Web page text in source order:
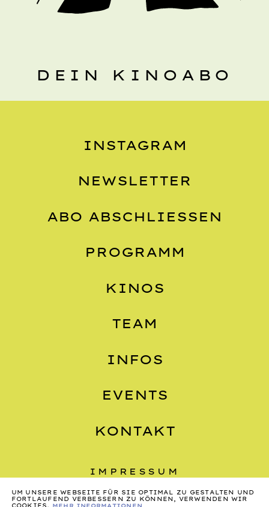
DEIN KINOABO
INSTAGRAM
NEWSLETTER
ABO ABSCHLIESSEN
PROGRAMM
KINOS
TEAM
INFOS
EVENTS
KONTAKT
IMPRESSUM
DATENSCHUTZ
UM UNSERE WEBSEITE FÜR SIE OPTIMAL ZU GESTALTEN UND
FORTLAUFEND VERBESSERN ZU KÖNNEN, VERWENDEN WIR
COOKIES.
MEHR INFORMATIONEN